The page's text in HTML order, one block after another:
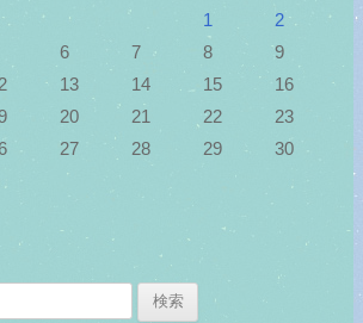
1
2
6 7 8
9
13 14 15
16
20 21 22
23
27 28 29
30